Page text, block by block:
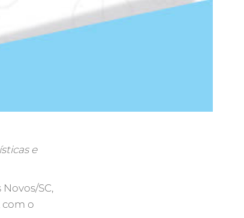
e
SC,
com o